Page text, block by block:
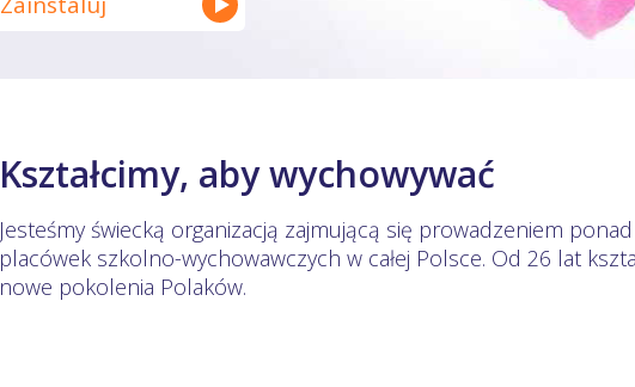
Kształcimy, aby wychowywać
Jesteśmy świecką organizacją zajmującą się prowadzeniem
placówek szkolno-wychowawczych w całej Polsce. Od 26 lat
nowe pokolenia Polaków.